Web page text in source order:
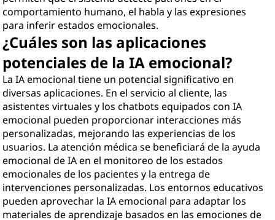
comportamiento humano, el habla y las expresiones
para inferir estados emocionales.
¿Cuáles son las aplicaciones
potenciales de la IA emocional?
La IA emocional tiene un potencial significativo en
diversas aplicaciones. En el servicio al cliente, las
asistentes virtuales y los chatbots equipados con IA
emocional pueden proporcionar interacciones más
personalizadas, mejorando las experiencias de los
usuarios. La atención médica se beneficiará de la ayuda
emocional de IA en el monitoreo de los estados
emocionales de los pacientes y la entrega de
intervenciones personalizadas. Los entornos educativos
pueden aprovechar la IA emocional para adaptar los
materiales de aprendizaje basados en las emociones de